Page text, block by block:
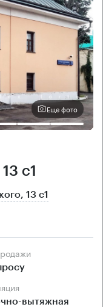
Еще фото
с1
13 с1
вытяжная